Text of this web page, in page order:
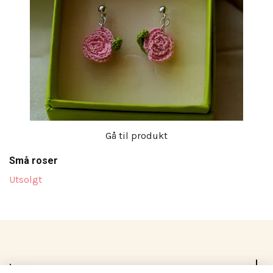
Gå til produkt
Små roser
Utsolgt
Les mer